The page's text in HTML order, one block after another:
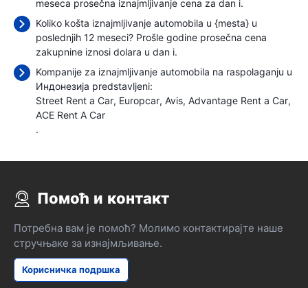
meseca prosečna iznajmljivanje cena za dan i.
Koliko košta iznajmljivanje automobila u {mesta} u
poslednjih 12 meseci? Prošle godine prosečna cena
zakupnine iznosi dolara u dan i.
Kompanije za iznajmljivanje automobila na raspolaganju u
Индонезија predstavljeni:
Street Rent a Car Europcar Avis Advantage Rent a Car
ACE Rent A Car
.
Помоћ и контакт
Потребна вам је помоћ? Молимо контактирајте наше
стручњаке за изнајмљивање.
Корисничка подршка